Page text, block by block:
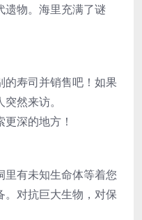
遗物。海里充满了谜
的寿司并销售吧！如果
然来访。
深的地方！
里有未知生命体等着您
。对抗巨大生物，对保